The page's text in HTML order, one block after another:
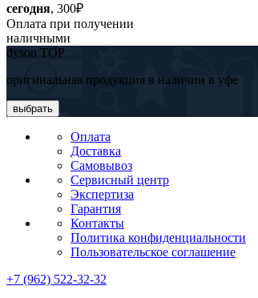
сегодня, 300₽
Оплата при получении
наличными
dyson TOP
оригинальная продукция в наличии в уфе
выбрать
Оплата
Доставка
Самовывоз
Сервисный центр
Экспертиза
Гарантия
Контакты
Политика конфиденциальности
Пользовательское соглашение
+7 (962) 522-32-32